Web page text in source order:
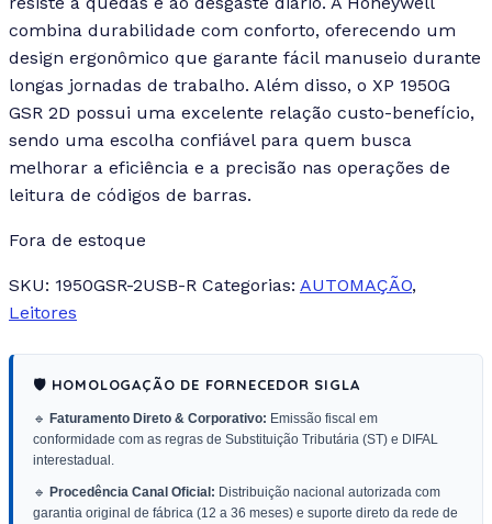
combina durabilidade com conforto, oferecendo um
design ergonômico que garante fácil manuseio durante
longas jornadas de trabalho. Além disso, o XP 1950G
GSR 2D possui uma excelente relação custo-benefício,
sendo uma escolha confiável para quem busca
melhorar a eficiência e a precisão nas operações de
leitura de códigos de barras.
Fora de estoque
SKU: 1950GSR-2USB-R Categorias: AUTOMAÇÃO,
Leitores
🛡️ HOMOLOGAÇÃO DE FORNECEDOR SIGLA
🔹 Faturamento Direto & Corporativo: Emissão fiscal em
conformidade com as regras de Substituição Tributária (ST) e DIFAL
interestadual.
🔹 Procedência Canal Oficial: Distribuição nacional autorizada com
garantia original de fábrica (12 a 36 meses) e suporte direto da rede de